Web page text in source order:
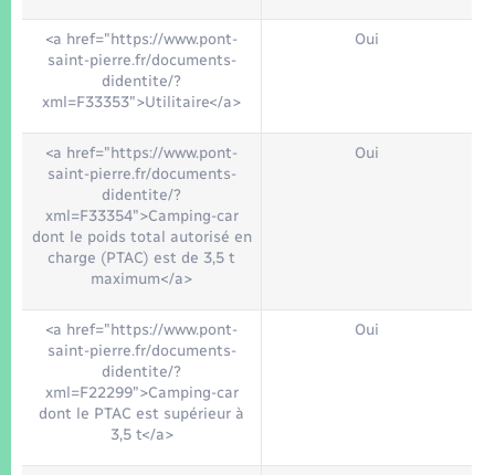
<a href="https://www.pont-
saint-pierre.fr/documents-
didentite/?
xml=F33353">Utilitaire</a>
Oui
<a href="https://www.pont-
saint-pierre.fr/documents-
didentite/?
xml=F33354">Camping-car
dont le poids total autorisé en
charge (PTAC) est de 3,5 t
maximum</a>
Oui
<a href="https://www.pont-
saint-pierre.fr/documents-
didentite/?
xml=F22299">Camping-car
dont le PTAC est supérieur à
3,5 t</a>
Oui